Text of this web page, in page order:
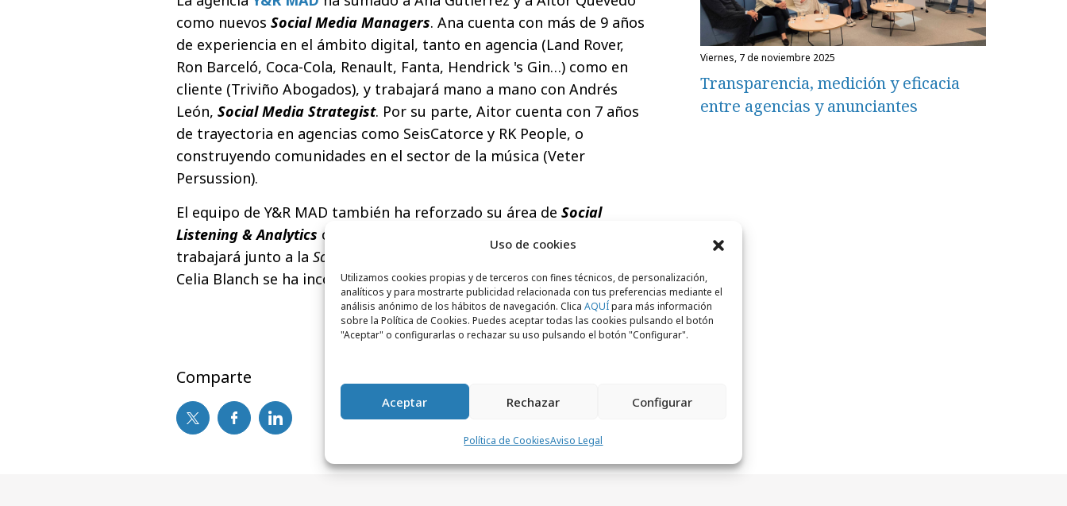
Uso de cookies
Utilizamos cookies propias y de terceros con fines técnicos, de personalización,
analíticos y para mostrarte publicidad relacionada con tus preferencias mediante el
análisis anónimo de los hábitos de navegación. Clica AQUÍpara más información
sobre la Política de Cookies. Puedes aceptar todas las cookies pulsando el botón
"Aceptar" o configurarlas o rechazar su uso pulsando el botón "Configurar".
Aceptar Rechazar Configurar
Política de CookiesAviso Legal
como nuevos Social Media Managers. Ana cuenta con más de 9 años
de experiencia en el ámbito digital, tanto en agencia (Land Rover,
Ron Barceló, Coca-Cola, Renault, Fanta, Hendrick 's Gin…) como en
cliente (Triviño Abogados), y trabajará mano a mano con Andrés
León, Social Media Strategist. Por su parte, Aitor cuenta con 7 años
de trayectoria en agencias como SeisCatorce y RK People, o
construyendo comunidades en el sector de la música (Veter
Persussion).
El equipo de Y&R MAD también ha reforzado su área de Social
Listening & Analytics con la incorporación de Elena Gómez, que
trabajará junto a la Social Media Manager
Celia Blanch se ha incorporado al equipo como nuevaSocial Listener.
Comparte
viernes, 7 de noviembre 2025
Transparencia, medición y eficacia
entre agencias y anunciantes